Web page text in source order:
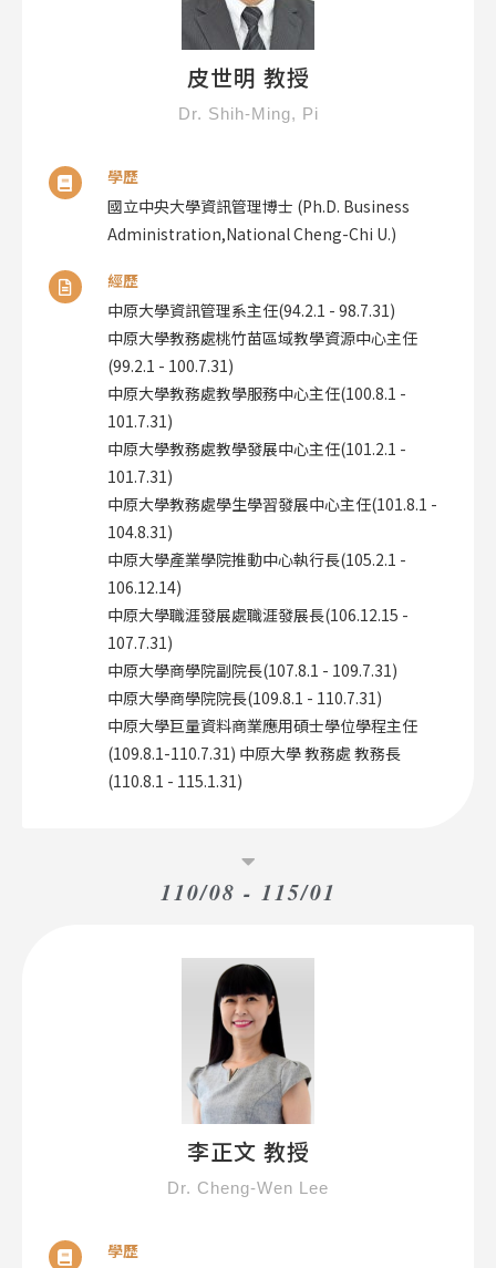
皮世明 教授
Dr. Shih-Ming, Pi
學歷
國立中央大學資訊管理博士 (Ph.D. Business
Administration,National Cheng-Chi U.)
經歷
中原大學資訊管理系主任(94.2.1 - 98.7.31)
中原大學教務處桃竹苗區域教學資源中心主任
(99.2.1 - 100.7.31)
中原大學教務處教學服務中心主任(100.8.1 -
101.7.31)
中原大學教務處教學發展中心主任(101.2.1 -
101.7.31)
中原大學教務處學生學習發展中心主任(101.8.1 -
104.8.31)
中原大學產業學院推動中心執行長(105.2.1 -
106.12.14)
中原大學職涯發展處職涯發展長(106.12.15 -
107.7.31)
中原大學商學院副院長(107.8.1 - 109.7.31)
中原大學商學院院長(109.8.1 - 110.7.31)
中原大學巨量資料商業應用碩士學位學程主任
(109.8.1-110.7.31) 中原大學 教務處 教務長
(110.8.1 - 115.1.31)
110/08 - 115/01
李正文 教授
Dr. Cheng-Wen Lee
學歷